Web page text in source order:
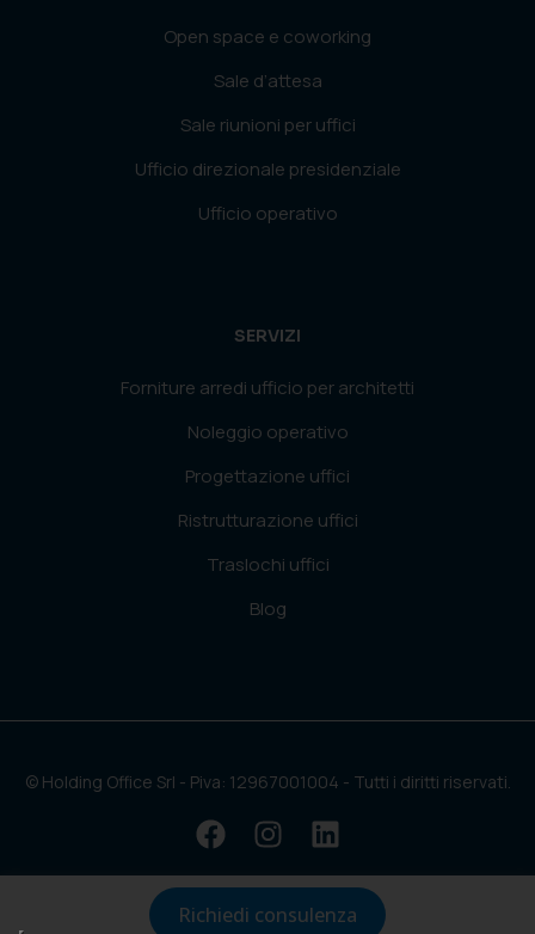
Open space e coworking
Sale d’attesa
Sale riunioni per uffici
Ufficio direzionale presidenziale
Ufficio operativo
SERVIZI
Forniture arredi ufficio per architetti
Noleggio operativo
Progettazione uffici
Ristrutturazione uffici
Traslochi uffici
Blog
© Holding Office Srl - Piva: 12967001004 - Tutti i diritti riservati.
Richiedi consulenza